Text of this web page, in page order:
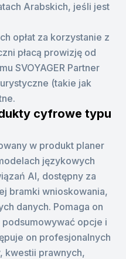
Arabskich, jeśli jest
opłat za korzystanie z
płacą prowizję od
SVOYAGER Partner
(takie jak
cyfrowe typu
w produkt planer
językowych
AI, dostępny za
bramki wnioskowania,
danych. Pomaga on
opcje i
on profesjonalnych
kwestii prawnych,